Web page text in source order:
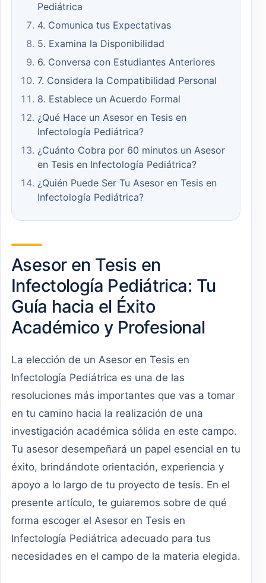
Pediátrica
4. Comunica tus Expectativas
5. Examina la Disponibilidad
6. Conversa con Estudiantes Anteriores
7. Considera la Compatibilidad Personal
8. Establece un Acuerdo Formal
¿Qué Hace un Asesor en Tesis en
Infectología Pediátrica?
¿Cuánto Cobra por 60 minutos un Asesor
en Tesis en Infectología Pediátrica?
¿Quién Puede Ser Tu Asesor en Tesis en
Infectología Pediátrica?
Asesor en Tesis en
Infectología Pediátrica: Tu
Guía hacia el Éxito
Académico y Profesional
La elección de un Asesor en Tesis en
Infectología Pediátrica es una de las
resoluciones más importantes que vas a tomar
en tu camino hacia la realización de una
investigación académica sólida en este campo.
Tu asesor desempeñará un papel esencial en tu
éxito, brindándote orientación, experiencia y
apoyo a lo largo de tu proyecto de tesis. En el
presente artículo, te guiaremos sobre de qué
forma escoger el Asesor en Tesis en
Infectología Pediátrica adecuado para tus
necesidades en el campo de la materia elegida.